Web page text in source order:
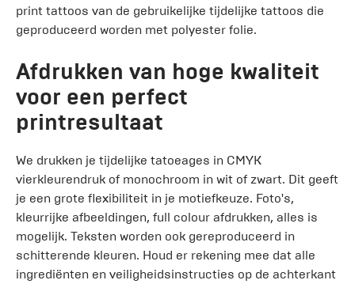
print tattoos van de gebruikelijke tijdelijke tattoos die
geproduceerd worden met polyester folie.
Afdrukken van hoge kwaliteit
voor een perfect
printresultaat
We drukken je tijdelijke tatoeages in CMYK
vierkleurendruk of monochroom in wit of zwart. Dit geeft
je een grote flexibiliteit in je motiefkeuze. Foto's,
kleurrijke afbeeldingen, full colour afdrukken, alles is
mogelijk. Teksten worden ook gereproduceerd in
schitterende kleuren. Houd er rekening mee dat alle
ingrediënten en veiligheidsinstructies op de achterkant